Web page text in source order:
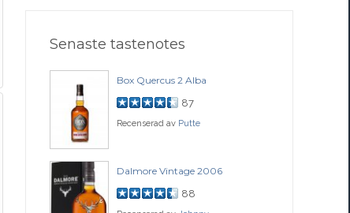
Senaste tastenotes
Box Quercus 2 Alba
87
Recenserad av Putte
Dalmore Vintage 2006
88